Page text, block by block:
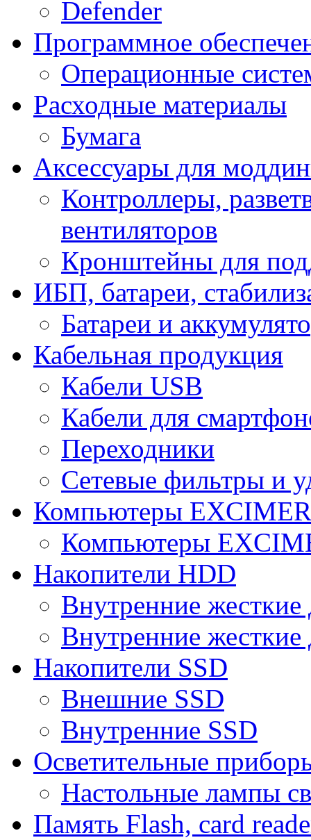
Defender
Программное
Операционные
Расходные материалы
Бумага
Аксессуары для
Контроллеры,
вентиляторов
Кронштейны для
ИБП, батареи,
Батареи и
Кабельная продукция
Кабели USB
Кабели для
Переходники
Сетевые фильтры и
Компьютеры
Компьютеры
Накопители HDD
Внутренние
Внутренние
Накопители SSD
Внешние SSD
Внутренние SSD
Осветительные
Настольные лампы
Память Flash, card